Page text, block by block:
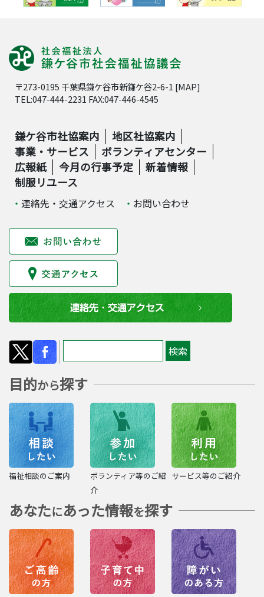
〒273-0195 千葉県鎌ケ谷市新鎌ケ谷2-6-1 [MAP]
TEL:047-444-2231 FAX:047-446-4545
鎌ケ谷市社協案内
地区社協案内
事業・サービス
ボランティアセンター
広報紙
今月の行事予定
新着情報
制服リユース
連絡先・交通アクセス お問い合わせ
目的から探す
福祉相談のご案内
ボランティア等のご紹
介
サービス等のご紹介
あなたにあった情報を探す